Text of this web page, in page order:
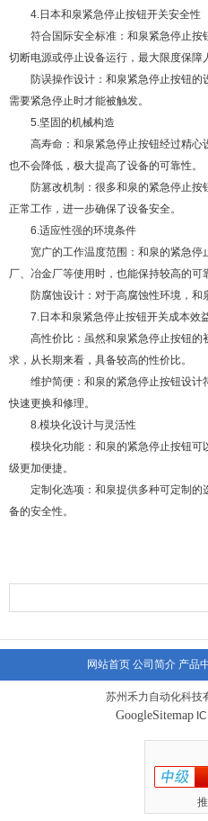
4.日本和泉紧急停止按钮开关安全性
符合国际安全标准：和泉紧急停止按
切断电源或停止设备运行，最大限度保障
防误操作设计：和泉紧急停止按钮的
需要紧急停止时才能被触发。
5.坚固的机械构造
高寿命：和泉紧急停止按钮经过精心
也不会降低，极大提高了设备的可靠性。
防篡改机制：很多和泉的紧急停止按
正常工作，进一步确保了设备安全。
6.适应性强的环境条件
宽广的工作温度范围：和泉的紧急停
厂、冶金厂等使用时，也能保持较高的可
防腐蚀设计：对于高腐蚀性环境，和
7.日本和泉紧急停止按钮开关成本效
高性价比：虽然和泉紧急停止按钮的
求，从长期来看，具备较高的性价比。
维护简便：和泉的紧急停止按钮设计
快速更换和修理。
8.模块化设计与灵活性
模块化功能：和泉的紧急停止按钮可
级更加便捷。
定制化选项：和泉提供多种可定制的
备的安全性。
网站首页 公司简介 产品
苏州禾力自动化科技
GoogleSitemap